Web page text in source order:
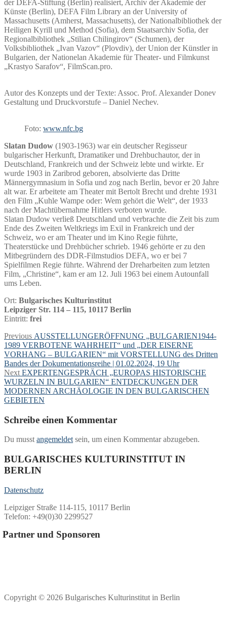
der DEFA-Stiftung (Berlin) realisiert, Archiv der Akademie der
Künste (Berlin), DEFA Film Library an der University of
Massachusetts (Amherst, Massachusetts), der Nationalbibliothek der
Heiligen Kyrill und Method (Sofia), dem Staatsarchiv Sofia, der
Regionalbibliothek „Stilian Chilingirov“ (Schumen), der
Volksbibliothek „Ivan Vazov“ (Plovdiv), der Union der Künstler in
Bulgarien, der Nationelan Akademie für Theater- und Filmkunst
„Krastyo Sarafov“, FilmScan.pro.
Autor des Konzepts und der Texte: Assoc. Prof. Alexander Donev
Gestaltung und Druckvorstufe – Daniel Nechev.
Foto: www.nfc.bg
Slatan Dudow (1903-1963) war ein deutscher Regisseur
bulgarischer Herkunft, Dramatiker und Drehbuchautor, der in
Deutschland, Frankreich und der Schweiz lebte und wirkte. Er
wurde 1903 in Zaribrod geboren, absolvierte das Dritte
Männergymnasium in Sofia und zog nach Berlin, bevor er 20 Jahre
alt war. Er arbeitete am Theater mit Bertolt Brecht und drehte 1931
den Film „Kuhle Wampe oder: Wem gehört die Welt“, der 1933
nach der Machtübernahme Hitlers verboten wurde.
Slatan Dudow verließ Deutschland und verbrachte die Zeit bis zum
Ende des Zweiten Weltkriegs im Exil in Frankreich und der
Schweiz, wo er am Theater und im Kino Regie führte,
Theaterstücke und Drehbücher schrieb. 1946 gehörte er zu den
Mitbegründern des DDR-Filmstudios DEFA, wo er bei 7
Spielfilmen Regie führte. Während der Dreharbeiten zum letzten
Film, „Christine“, kam er am 12. Juli 1963 bei einem Autounfall
ums Leben.
Ort: Bulgarisches Kulturinstitut
Leipziger Str. 114 – 115, 10117 Berlin
Eintritt: frei
Beitragsnavigation
Previous Previous
post:
AUSSTELLUNGERÖFFNUNG „BULGARIEN1944-
1989 VERBOTENE WAHRHEIT“ und „DER EISERNE
VORHANG – BULGARIEN“ mit VORSTELLUNG des Dritten
Bandes der Dokumentationsreihe | 01.02.2024, 19 Uhr
Next Next
post:
EXPERTENGESPRÄCH „EUROPAS HISTORISCHE
WURZELN IN BULGARIEN“ ENTDECKUNGEN DER
MODERNEN ARCHÄOLOGIE IN DEN BULGARISCHEN
GEBIETEN
Schreibe einen Kommentar
Du musst angemeldet sein, um einen Kommentar abzugeben.
BULGARISCHES KULTURINSTITUT IN
BERLIN
Datenschutz
Leipziger Straße 114-115, 10117 Berlin
Telefon: +49(0)30 2299527
Partner und Sponsoren
Copyright © 2026 Bulgarisches Kulturinstitut in Berlin